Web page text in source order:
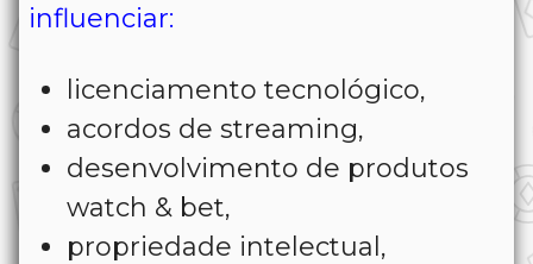
influenciar:
licenciamento tecnológico,
acordos de streaming,
desenvolvimento de produtos
watch & bet,
propriedade intelectual,